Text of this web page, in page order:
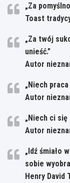
„Za
Toast
„Za twój
unieść.”
Autor
„Niech
Autor
„Niech ci
Autor
„Idź śmiało
sobie
Henry